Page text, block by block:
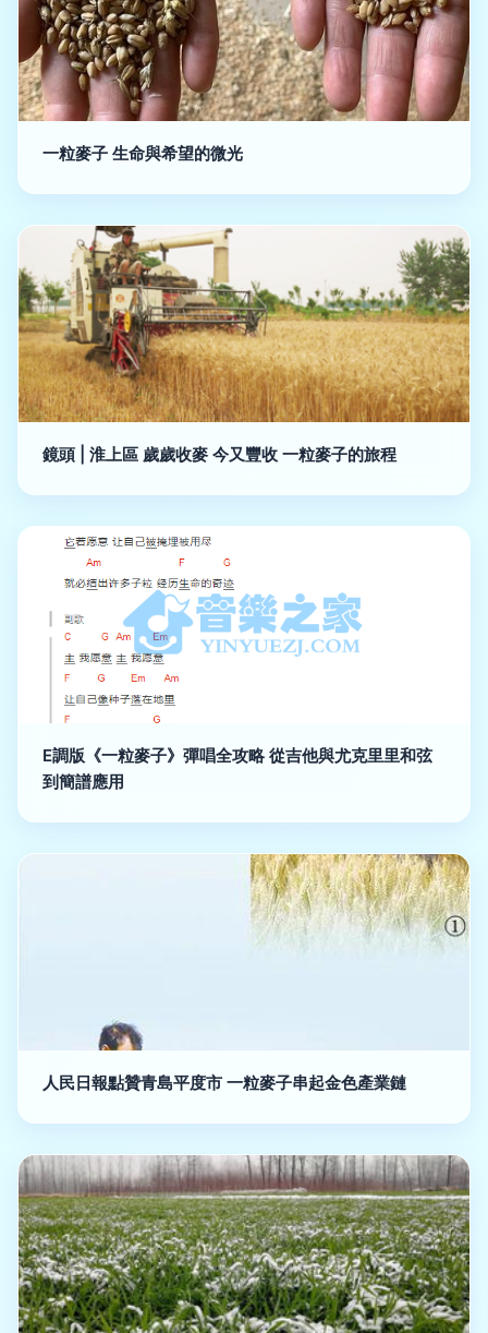
一粒麥子 生命與希望的微光
鏡頭 | 淮上區 歲歲收麥 今又豐收 一粒麥子的旅程
E調版《一粒麥子》彈唱全攻略 從吉他與尤克里里和弦
到簡譜應用
人民日報點贊青島平度市 一粒麥子串起金色產業鏈